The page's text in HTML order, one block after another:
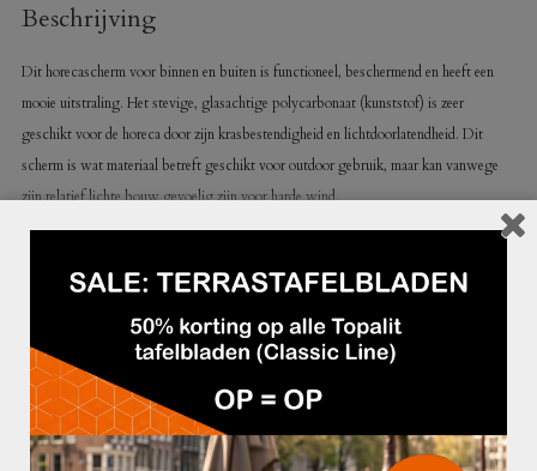
Beschrijving
Dit horecascherm voor binnen en buiten is functioneel, beschermend en heeft een
mooie uitstraling. Het stevige, glasachtige polycarbonaat (kunststof) is zeer
geschikt voor de horeca door zijn krasbestendigheid en lichtdoorlatendheid. Dit
scherm is wat materiaal betreft geschikt voor outdoor gebruik, maar kan vanwege
zijn relatief lichte bouw gevoelig zijn voor harde wind.
– aluminium (zwart)
Afmeting:
– hoogte glas: 147 cm
– totale hoogte: 157 cm
– breedte scherm: 130 cm